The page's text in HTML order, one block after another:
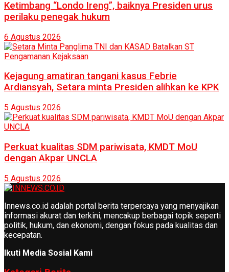
Ketimbang “Londo Ireng”, baiknya Presiden urus
perilaku penegak hukum
6 Agustus 2026
Kejagung amatiran tangani kasus Febrie
Ardiansyah, Setara minta Presiden alihkan ke KPK
5 Agustus 2026
Perkuat kualitas SDM pariwisata, KMDT MoU
dengan Akpar UNCLA
5 Agustus 2026
Innews.co.id adalah portal berita terpercaya yang menyajikan
informasi akurat dan terkini, mencakup berbagai topik seperti
politik, hukum, dan ekonomi, dengan fokus pada kualitas dan
kecepatan.
Ikuti Media Sosial Kami